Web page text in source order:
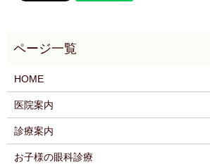
HOME
医院案内
診療案内
お子様の眼科診療